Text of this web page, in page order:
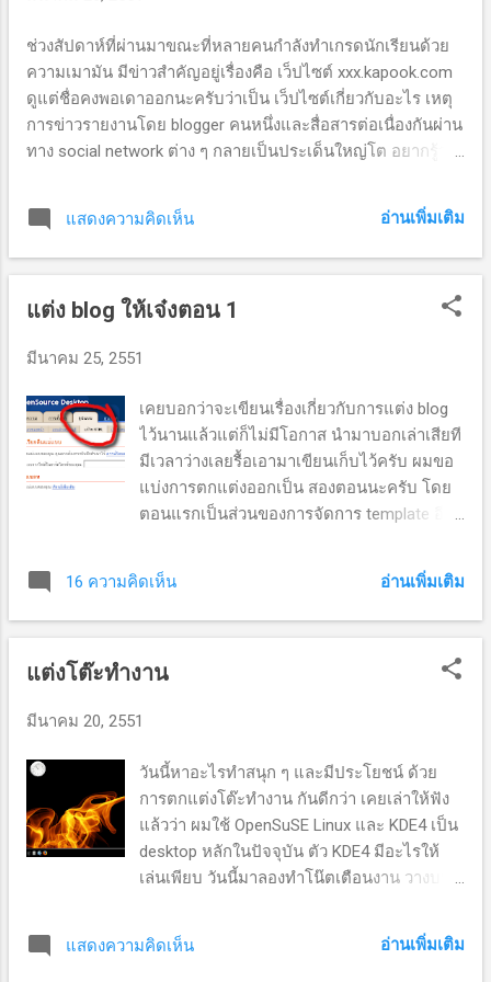
ช่วงสัปดาห์ที่ผ่านมาขณะที่หลายคนกำลังทำเกรดนักเรียนด้วย
ความเมามัน มีข่าวสำคัญอยู่เรื่องคือ เว็ปไซต์ xxx.kapook.com
ดูแต่ชื่อคงพอเดาออกนะครับว่าเป็น เว็ปไซต์เกี่ยวกับอะไร เหตุ
การข่าวรายงานโดย blogger คนหนึ่งและสื่อสารต่อเนื่องกันผ่าน
ทาง social network ต่าง ๆ กลายเป็นประเด็นใหญ่โต อยากรู้ว่า
www.kapook.com ดัง และมีคนใช้จำนวนมาก เรื่องนี้เลยโยงไป
สู่จริยธรรมบนเน็ตไปด้วย แม้ว่าเจ้าของอาจตั้งใจที่จะทำ SEO
ตั้งใจจะบอกว่า คำค้นยอดฮิตของปี ๒๕๕๐ มีดังต่อไปนี้ 1.​คำ​ค้น​
• ​ไทยรัฐ • ​กลอน • ​งานราชการ • ​เนื้อเพลง • ​ข่าว 2.​คำ​ค้น​หามา​
Retrospect) • ​เกมส์​แต่งตัว • Cabal (เกม) • ​จตุคามรามเทพ •
Ret...
แสดงความคิดเห็น อ่านเพิ่มเติม
แต่ง blog ให้เจ๋งตอน 1
มีนาคม 25, 2551
เคยบอกว่าจะเขียนเรื่องเกี่ยวกับการแต่ง blog
ไว้นานแล้วแต่ก็ไม่มีโอกาส นำมาบอกเล่าเสียที
มีเวลาว่างเลยรื้อเอามาเขียนเก็บไว้ครับ ผมขอ
แบ่งการตกแต่งออกเป็น สองตอนนะครับ โดย
ตอนแรกเป็นส่วนของการจัดการ template อีก
ก่อนอื่นเราต้องสำรองข้อมูล template ก่อน กัน
พลาด... โดยเริ่มจากเข้าไปในส่วน admin คลิ๊ก
ที่ รูปแบบ -> แก้ไข HTML คลิกที่ ดาวน์โหลด
อยู่ให้เรียบร้อย ๒. ไปดาวน์โหลด template
Blogger Buster FinalSense Blogger
Mashable: 50 Beautiful Blogger Templates ๓.
template ที่ดาวน์โหลดมาและสามารถนำเอา
ไปใช้ได้จะต้องมีนามสกุล .xml แต่บางเว็ป จะ
อยู่ในรูปไฟล์ .zip ก็ให้ทำการแตกไฟล์ ออกให้
เรียบร้อย ซึ่งพอแตกไฟล์ออกแล้วจะต้องได้
template ที่พอใจสักตัวนะครับ ๔. ที่เมนูเดิม คือ
16 ความคิดเห็น อ่านเพิ่มเติม
แต่งโต๊ะทำงาน
มีนาคม 20, 2551
วันนี้หาอะไรทำสนุก ๆ และมีประโยชน์ ด้วย
การตกแต่งโต๊ะทำงาน กันดีกว่า เคยเล่าให้ฟัง
แล้วว่า ผมใช้ OpenSuSE Linux และ KDE4 เป็น
desktop หลักในปัจจุบัน ตัว KDE4 มีอะไรให้
เล่นเพียบ วันนี้มาลองทำโน๊ตเตือนงาน วางบน
ทำงานผมก่อนแต่ง ๒. คลิกขวาบนหน้าจอ คลิก
Add Widgets ๓. เลื่อนไปเลือก Notes จากนั้น
แสดงความคิดเห็น อ่านเพิ่มเติม